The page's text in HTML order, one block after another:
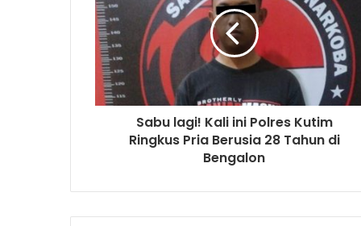
Sabu lagi! Kali ini Polres Kutim
Ringkus Pria Berusia 28 Tahun di
Bengalon